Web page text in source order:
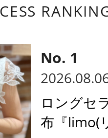
ロングセ
布『limo(